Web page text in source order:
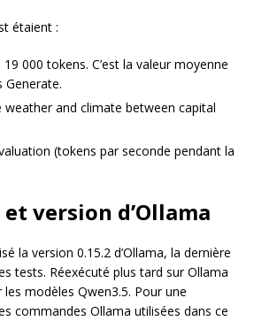
étaient :
000 tokens. C’est la valeur moyenne
Generate.
weather and climate between capital
(tokens par seconde pendant la
version d’Ollama
la version 0.15.2 d’Ollama, la dernière
tests. Réexécuté plus tard sur Ollama
modèles Qwen3.5. Pour une
commandes Ollama utilisées dans ce